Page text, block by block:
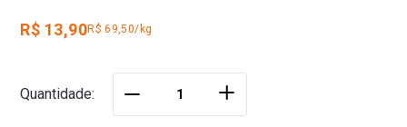
R$ 13,90R$ 69,50/kg
Quantidade ＋